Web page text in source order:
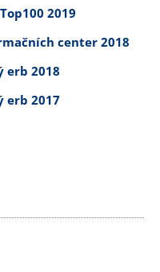
2019
center 2018
erb 2018
erb 2017